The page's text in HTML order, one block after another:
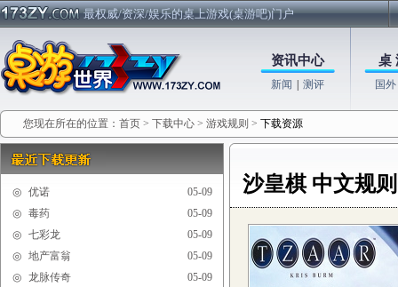
最权威/资深/娱乐的桌上游戏(桌游吧)门户
资讯中心
新闻 测评
桌
国外
您现在所在的位置： 首页 > 下载中心 > 游戏规则 > 下载资源
05-09
◎ 优诺
05-09
◎ 毒药
05-09
◎ 七彩龙
05-09
◎ 地产富翁
05-09
◎ 龙脉传奇
沙皇棋 中文规则